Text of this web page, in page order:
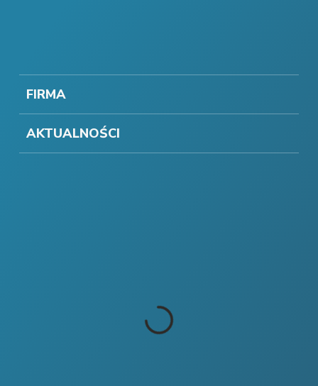
FIRMA
AKTUALNOŚCI